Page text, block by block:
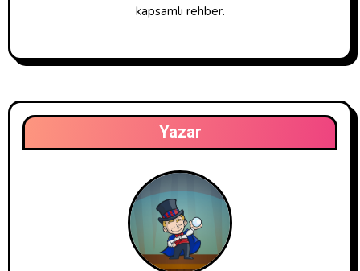
kapsamlı rehber.
Yazar